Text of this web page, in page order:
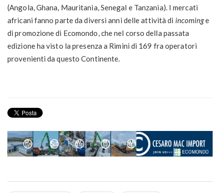
(Angola, Ghana, Mauritania, Senegal e Tanzania). I mercati
africani fanno parte da diversi anni delle attività di incominge
di promozione di Ecomondo, che nel corso della passata
edizione ha visto la presenza a Rimini di 169 fra operatori
provenienti da questo Continente.